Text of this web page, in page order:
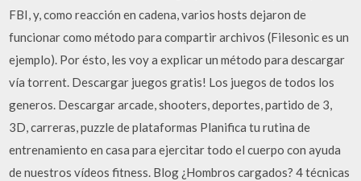
FBI, y, como reacción en cadena, varios hosts dejaron de
funcionar como método para compartir archivos (Filesonic es un
ejemplo). Por ésto, les voy a explicar un método para descargar
vía torrent. Descargar juegos gratis! Los juegos de todos los
generos. Descargar arcade, shooters, deportes, partido de 3,
3D, carreras, puzzle de plataformas Planifica tu rutina de
entrenamiento en casa para ejercitar todo el cuerpo con ayuda
de nuestros vídeos fitness. Blog ¿Hombros cargados? 4 técnicas